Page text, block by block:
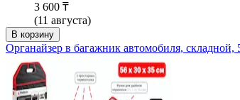
3 600 ₸
(11 августа)
В корзину
Органайзер в багажник автомобиля,